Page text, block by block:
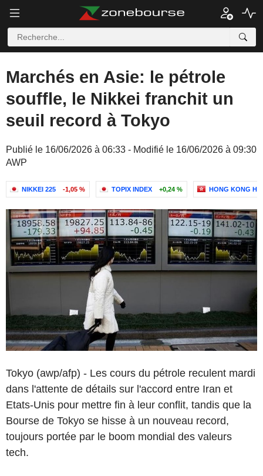
Marchés en Asie: le pétrole
souffle, le Nikkei franchit un
seuil record à Tokyo
Publié le 16/06/2026 à 06:33 - Modifié le 16/06/2026 à 09:30
AWP
NIKKEI 225 -1,05 % TOPIX INDEX +0,24 % HONG KONG
Tokyo (awp/afp) - Les cours du pétrole reculent mardi
dans l'attente de détails sur l'accord entre Iran et
Etats-Unis pour mettre fin à leur conflit, tandis que la
Bourse de Tokyo se hisse à un nouveau record,
toujours portée par le boom mondial des valeurs
tech.